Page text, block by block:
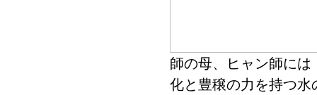
師の母、ヒャン師に
化と豊穣の力を持つ水